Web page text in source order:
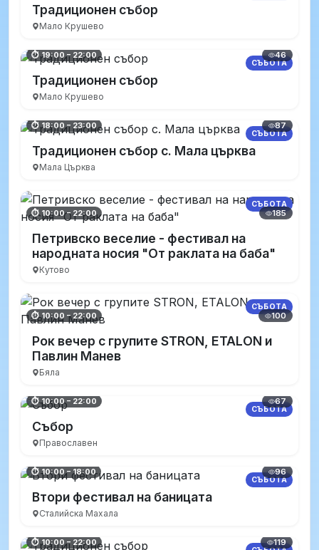
Традиционен събор
Мало Крушево
СЪБОТА
⏱ 19:00 – 22:00 46
Традиционен събор
Мало Крушево
СЪБОТА
⏱ 18:00 – 23:00 87
Традиционен събор с. Мала църква
Мала Църква
СЪБОТА
⏱ 10:00 – 22:00 185
Петривско веселие - фестивал на
народната носия "От раклата на баба"
Кутово
СЪБОТА
⏱ 10:00 – 22:00 100
Рок вечер с групите STRON, ETALON и
Павлин Манев
Бяла
СЪБОТА
⏱ 10:00 – 22:00 67
Събор
Православен
СЪБОТА
⏱ 10:00 – 18:00 96
Втори фестивал на баницата
Сталийска Махала
⏱ 10:00 – 22:00 119